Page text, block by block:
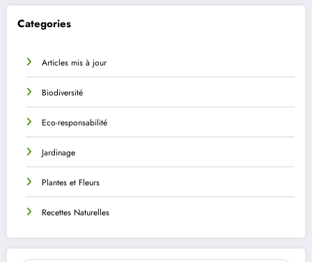
Categories
Articles mis à jour
Biodiversité
Eco-responsabilité
Jardinage
Plantes et Fleurs
Recettes Naturelles